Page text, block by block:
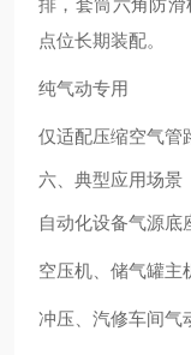
排，套筒六角防
点位长期装配。
纯气动专用
仅适配压缩空气管
六、典型应用场景
自动化设备气源底
空压机、储气罐主
冲压、汽修车间气